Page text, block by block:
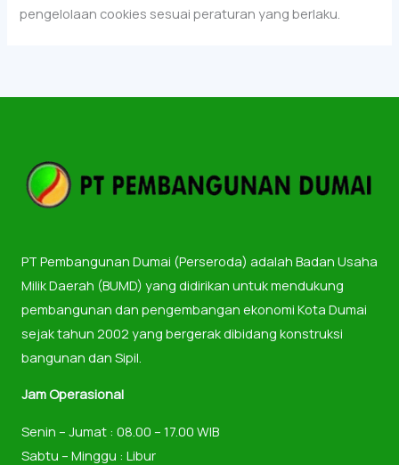
pengelolaan cookies sesuai peraturan yang berlaku.
PT Pembangunan Dumai (Perseroda) adalah Badan Usaha
Milik Daerah (BUMD) yang didirikan untuk mendukung
pembangunan dan pengembangan ekonomi Kota Dumai
sejak tahun 2002 yang bergerak dibidang konstruksi
bangunan dan Sipil.
Jam Operasional
Senin – Jumat : 08.00 – 17.00 WIB
Sabtu – Minggu : Libur